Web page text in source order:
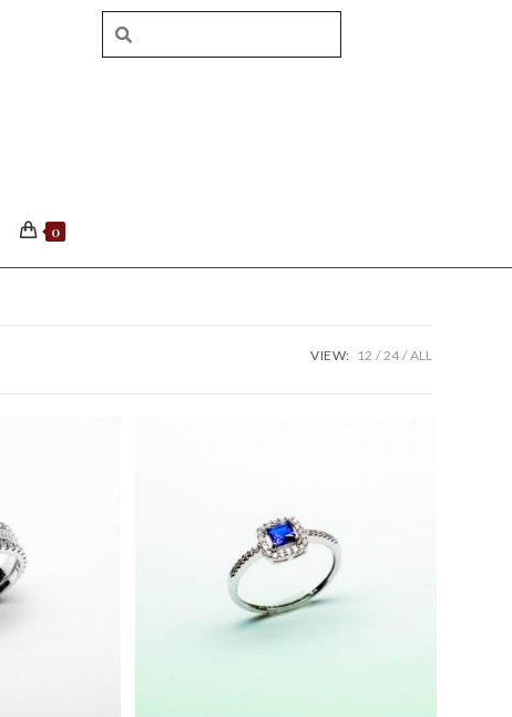
0
VIEW: 12 24 ALL